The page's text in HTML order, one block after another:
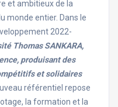
et ambitieux de la
monde entier. Dans le
2022-
Thomas SANKARA,
produisant des
et solidaires
référentiel repose
la formation et la